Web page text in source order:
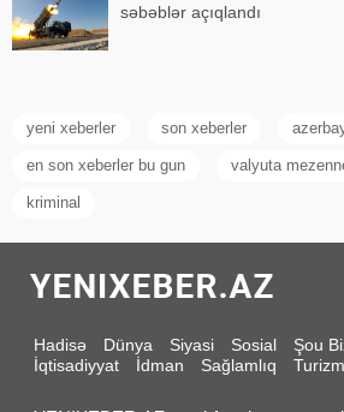
səbəblər açıqlandı
yeni xeberler son xeberler
en son xeberler bu gun valyuta
kriminal
Hadisə Dünya Siyasi Sosial Şou
İqtisadiyyat
İdman Sağlamlıq Turizm